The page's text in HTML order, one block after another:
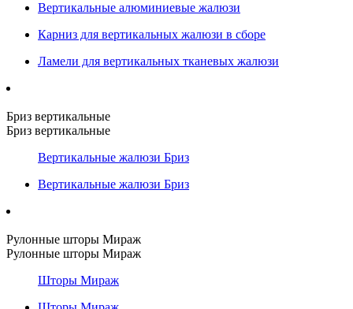
Вертикальные алюминиевые жалюзи
Карниз для вертикальных жалюзи в сборе
Ламели для вертикальных тканевых жалюзи
Бриз вертикальные
Бриз вертикальные
Вертикальные жалюзи Бриз
Вертикальные жалюзи Бриз
Рулонные шторы Мираж
Рулонные шторы Мираж
Шторы Мираж